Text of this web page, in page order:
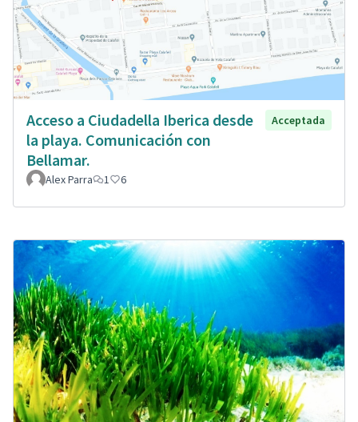
Acceso a Ciudadella Iberica desde
la playa. Comunicación con
Bellamar.
Acceptada
Alex Parra 1 6